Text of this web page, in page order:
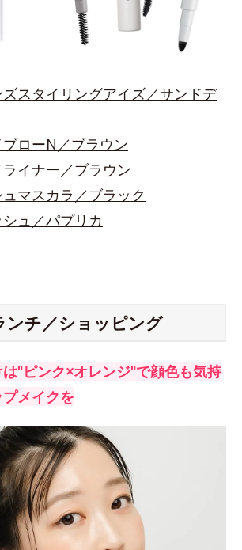
スタイリングアイズ／サンドデ
ローN／ブラウン
イナー／ブラウン
マスカラ／ブラック
ュ／パプリカ
ンチ／ショッピング
"ピンク×オレンジ"で顔色も気持
メイクを